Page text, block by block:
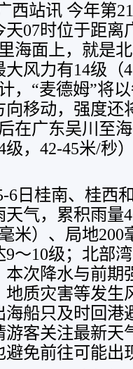
西站讯 今年第
天07时位于距
海面上，就是
大风力有14级（
，“麦德姆”将
向移动，强度还
在广东吴川至
级，42-45米/秒
6日桂南、桂西
气，累积雨量
米）、局地
～10级；北部
本次降水与前
地质灾害等发生
海船只及时回港
游客关注最新天
避免前往可能出